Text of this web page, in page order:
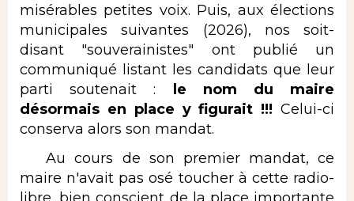
misérables petites voix. Puis, aux élections
municipales suivantes (2026), nos soit-
disant "souverainistes" ont publié un
communiqué listant les candidats que leur
parti soutenait :
le nom du maire
désormais en place y figurait !!! Celui-ci
conserva alors son mandat.
Au cours de son premier mandat, ce
maire n'avait pas osé toucher à cette radio-